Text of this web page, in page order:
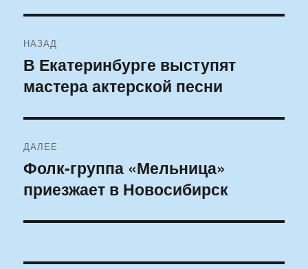
по
записям
НАЗАД
Предыдущая
запись:
В Екатеринбурге выступят
мастера актерской песни
ДАЛЕЕ
Следующая
запись:
Фолк-группа «Мельница»
приезжает в Новосибирск